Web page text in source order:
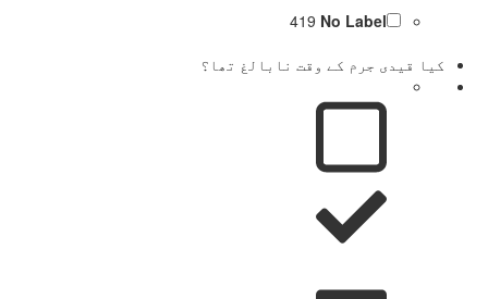
No Label
419
کیا قیدی جرم کے وقت نابالغ تھا؟